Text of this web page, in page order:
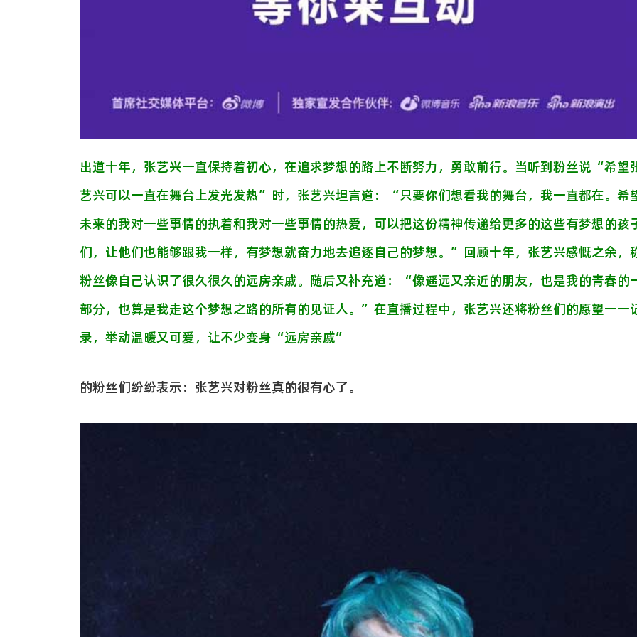
出道十年，张艺兴一直保持着初心，在追求梦想的路上不断努力，勇敢前行。当听到粉丝说 “希望
艺兴可以一直在舞台上发光发热” 时，张艺兴坦言道： “只要你们想看我的舞台，我一直都在。希
未来的我对一些事情的执着和我对一些事情的热爱，可以把这份精神传递给更多的这些有梦想的孩
们，让他们也能够跟我一样，有梦想就奋力地去追逐自己的梦想。 ” 回顾十年，张艺兴感慨之余，
粉丝像自己认识了很久很久的远房亲戚。 随后又补充道： “像遥远又亲近的朋友，也是我的青春的
部分，也算是我走这个梦想之路的所有的见证人。 ” 在直播过程中，张艺兴还将粉丝们的愿望一一
录，举动温暖又可爱，让不少变身 “远房亲戚”
的粉丝们纷纷表示：张艺兴对粉丝真的很有心了。